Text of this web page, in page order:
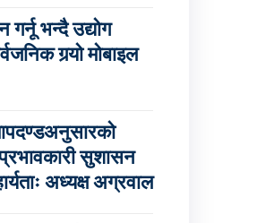
गर्नू भन्दै उद्योग
गर्‍यो मोबाइल
सुशासन
अध्यक्ष अग्रवाल